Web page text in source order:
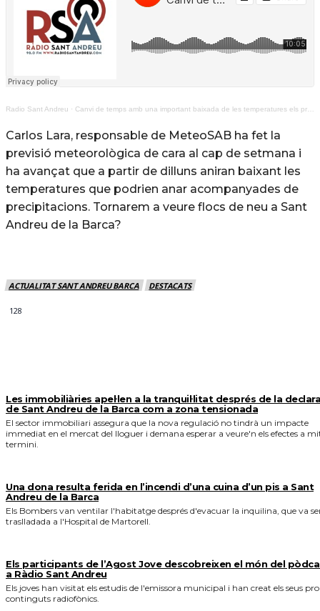
Radio Sant Andreu · Canvi de temps amb una important baixada de les temperatures els pròxims dies
Carlos Lara, responsable de MeteoSAB ha fet la
previsió meteorològica de cara al cap de setmana i
ha avançat que a partir de dilluns aniran baixant les
temperatures que podrien anar acompanyades de
precipitacions. Tornarem a veure flocs de neu a Sant
Andreu de la Barca?
ACTUALITAT SANT ANDREU BARCA DESTACATS
128
Les immobiliàries apel·len a la tranquil·litat després de la
de Sant Andreu de la Barca com a zona tensionada
El sector immobiliari assegura que la nova regulació no tindrà un impacte
immediat en el mercat del lloguer i demana esperar a veure'n els efectes a
termini.
Una dona resulta ferida en l’incendi d’una cuina d’un pis a Sant
Andreu de la Barca
Els Bombers van ventilar l'habitatge després d'evacuar la inquilina, que va
traslladada a l'Hospital de Martorell.
Els participants de l’Agost Jove descobreixen el món del
a Ràdio Sant Andreu
Els joves han visitat els estudis de l'emissora municipal i han creat els seus
continguts radiofònics.